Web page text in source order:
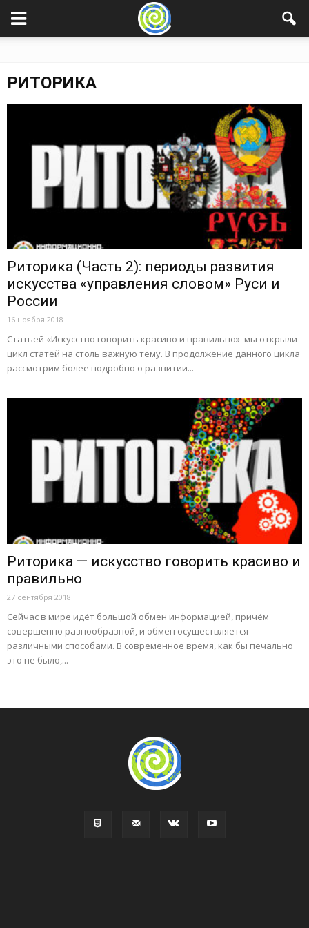
РИТОРИКА
Риторика (Часть 2): периоды развития
искусства «управления словом» Руси и
России
16 ноября 2018
Статьей «Искусство говорить красиво и правильно» мы открыли
цикл статей на столь важную тему. В продолжение данного цикла
рассмотрим более подробно о развитии...
Риторика — искусство говорить красиво и
правильно
27 сентября 2018
Сейчас в мире идёт большой обмен информацией, причём
совершенно разнообразной, и обмен осуществляется
различными способами. В современное время, как бы печально
это не было,...